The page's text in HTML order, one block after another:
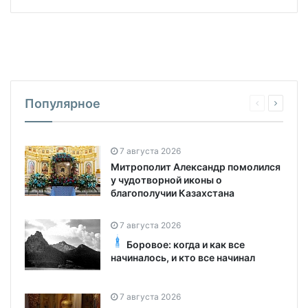
Популярное
7 августа 2026
Митрополит Александр помолился
у чудотворной иконы о
благополучии Казахстана
7 августа 2026
Боровое: когда и как все
начиналось, и кто все начинал
7 августа 2026